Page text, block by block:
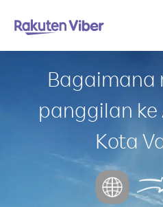
Bagaimana
panggilan
Kota